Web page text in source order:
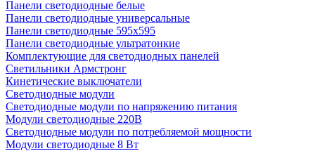
Панели светодиодные белые
Панели светодиодные универсальные
Панели светодиодные 595х595
Панели светодиодные ультратонкие
Комплектующие для светодиодных панелей
Светильники Армстронг
Кинетические выключатели
Светодиодные модули
Светодиодные модули по напряжению питания
Модули светодиодные 220В
Светодиодные модули по потребляемой мощности
Модули светодиодные 8 Вт